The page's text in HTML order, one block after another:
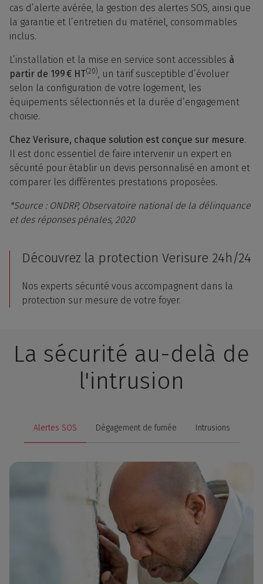
cas d’alerte avérée, la gestion des alertes SOS, ainsi que
la garantie et l’entretien du matériel, consommables
inclus.
L’installation et la mise en service sont accessibles à
partir de 199 € HT(20), un tarif susceptible d’évoluer
selon la configuration de votre logement, les
équipements sélectionnés et la durée d’engagement
choisie.
Chez Verisure, chaque solution est conçue sur mesure.
Il est donc essentiel de faire intervenir un expert en
sécurité pour établir un devis personnalisé en amont et
comparer les différentes prestations proposées.
*Source : ONDRP, Observatoire national de la délinquance
et des réponses pénales, 2020
Découvrez la protection Verisure 24h/24
Nos experts sécurité vous accompagnent dans la
protection sur mesure de votre foyer.
La sécurité au-delà de
l'intrusion
Alertes SOS Dégagement de fumée Intrusions